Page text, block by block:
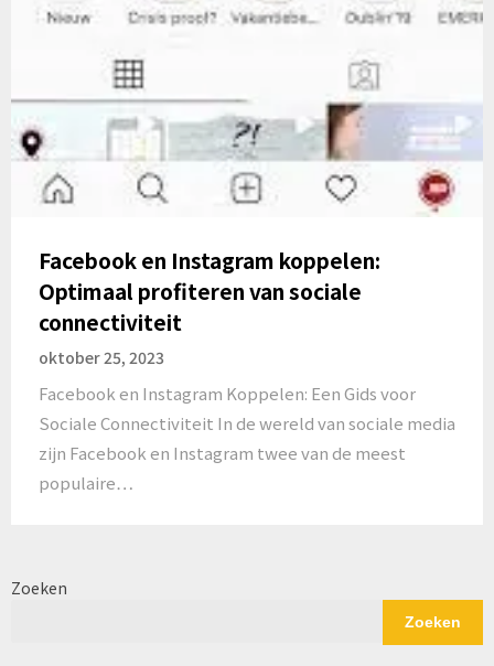
Facebook en Instagram koppelen:
Optimaal profiteren van sociale
connectiviteit
oktober 25, 2023
Facebook en Instagram Koppelen: Een Gids voor
Sociale Connectiviteit In de wereld van sociale media
zijn Facebook en Instagram twee van de meest
populaire…
Zoeken
Zoeken